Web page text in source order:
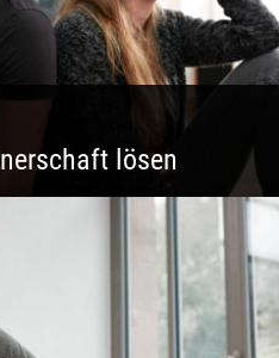
lösen
in die Leichtigkeit